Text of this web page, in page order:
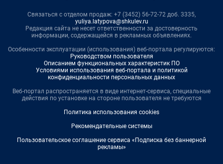
Связаться с отделом продаж: +7 (3452) 56-72-72 доб. 3335,
yuliya.latypova@shkulev.ru
Редакция сайта не несет ответственности за достоверность
информации, содержащейся в рекламных объявлениях.
Особенности эксплуатации (использования) веб-портала регулируются:
Руководством пользователя
Описанием функциональных характеристик ПО
Условиями использования веб-портала и политикой
конфиденциальности персональных данных
Веб-портал распространяется в виде интернет-сервиса, специальные
действия по установке на стороне пользователя не требуются
Политика использования cookies
Рекомендательные системы
Пользовательское соглашение сервиса «Подписка без баннерной
рекламы»